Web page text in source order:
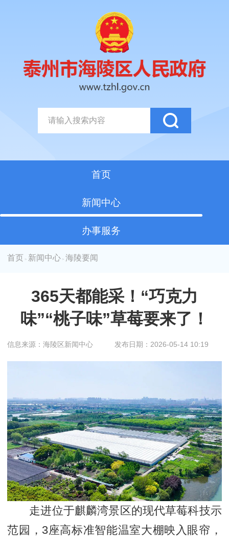
首页
新闻中心
办事服务
首页 > 新闻中心 > 海陵要闻
365天都能采！“巧克力
味”“桃子味”草莓要来了！
信息来源：海陵区新闻中心 发布日期：2026-05-14 10:19
走进位于麒麟湾景区的现代草莓科技示
范园，3座高标准智能温室大棚映入眼帘，